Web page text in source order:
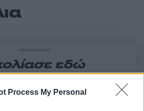
Process My Personal
εδώ
50 /50